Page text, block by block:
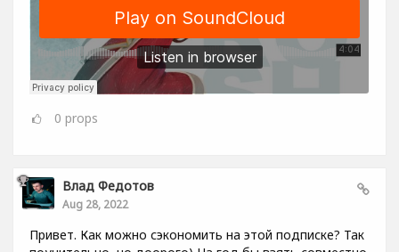
0 props
Влад Федотов
Aug 28, 2022
Привет. Как можно сэкономить на этой подписке? Так